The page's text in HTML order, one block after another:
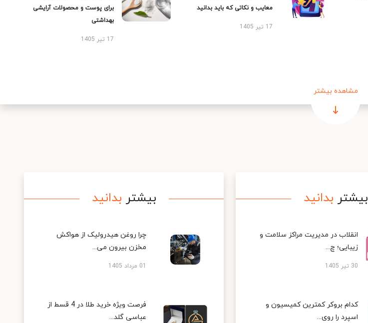
معایب و نکاتی که باید بدانید
17 تیر 1405
برای پوست و محصولات آرایشی
بهداشتی
17 تیر 1405
مشاهده بیشتر
بیشتر بدانید
انقلاب در مدیریت مراکز سلامت و
زیبایی؛ چ...
30 تیر 1405
کدام بروکر کمترین کمیسیون و
اسپرد را روی...
بیشتر بدانید
چرا روغن هیدرولیک از هواکش
مخزن بیرون می...
01 مرداد 1405
فرصت ویژه خرید طلا در 4 قسط از
عباسی گلد...